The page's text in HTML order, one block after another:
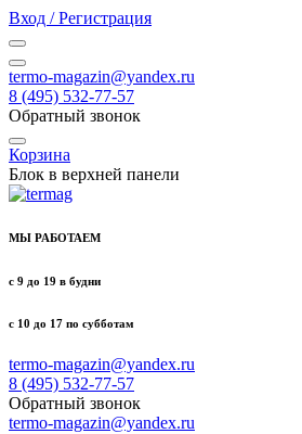
Вход / Регистрация
termo-magazin@yandex.ru
8 (495) 532-77-57
Обратный звонок
Корзина
Блок в верхней панели
МЫ РАБОТАЕМ
с 9 до 19 в будни
с 10 до 17 по субботам
termo-magazin@yandex.ru
8 (495) 532-77-57
Обратный звонок
termo-magazin@yandex.ru